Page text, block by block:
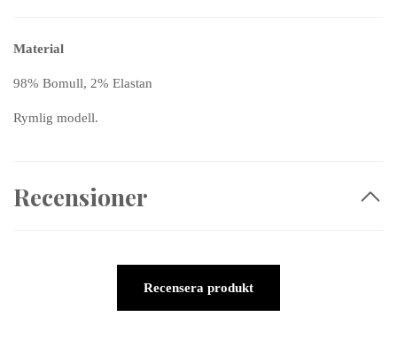
Material
98% Bomull, 2% Elastan
Rymlig modell.
Recensioner
Recensera produkt